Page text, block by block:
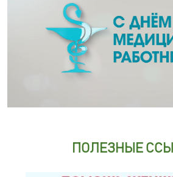
ПОЛЕЗНЫЕ